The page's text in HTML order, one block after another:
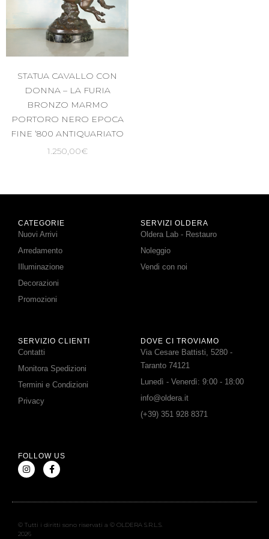
STATUA CAVALLO CON
DONNA – LA FURIA
BRONZO MARMO
PORTORO NERO EPOCA
FINE ‘800 ANTIQUARIATO
1.250,00€
CATEGORIE
Nuovi Arrivi
Arredamento
Illuminazione
Decorazioni
Promozioni
SERVIZI OLDERA
Oldera Lab - Restauro
Noleggio
Vendi con noi
SERVIZIO CLIENTI
Contatti
Monitora Spedizioni
Termini e Condizioni
Privacy
DOVE CI TROVIAMO
Via Cesare Battisti, 5280 -
Taranto 74121
Lunedì - Venerdì: 9:00 - 18:00
info@oldera.it
(+39) 351 928 8371
FOLLOW US
© Tutti i diritti sono riservati a © OLDERA S.R.L.S.
2026